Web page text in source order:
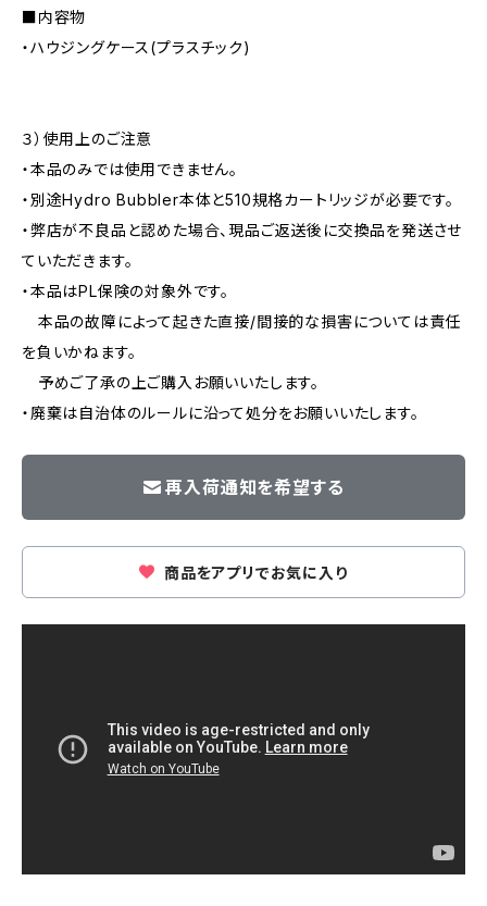
■内容物
・ハウジングケース(プラスチック)
３）使用上のご注意
・本品のみでは使用できません。
・別途Hydro Bubbler本体と510規格カートリッジが必要です。
・弊店が不良品と認めた場合、現品ご返送後に交換品を発送させ
ていただきます。
・本品はPL保険の対象外です。
本品の故障によって起きた直接/間接的な損害については責任
を負いかねます。
予めご了承の上ご購入お願いいたします。
・廃棄は自治体のルールに沿って処分をお願いいたします。
再入荷通知を希望する
商品をアプリでお気に入り